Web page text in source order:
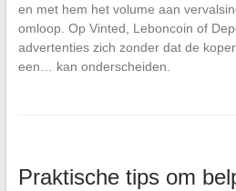
en met hem het volume aan
omloop. Op Vinted, Leboncoin of
advertenties zich zonder dat de
een… kan onderscheiden.
Praktische tips om